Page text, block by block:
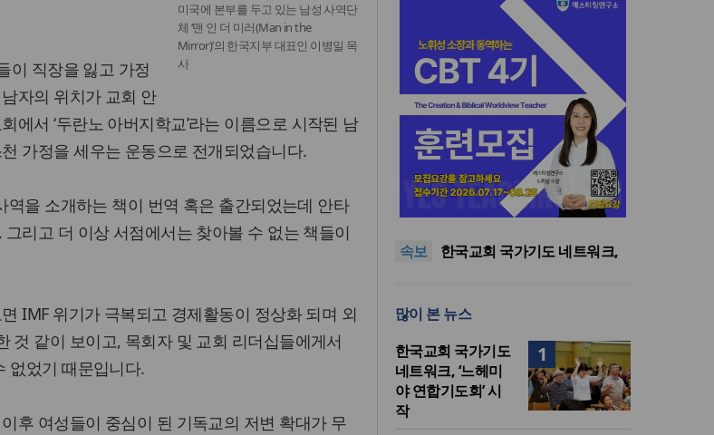
미국에 본부를 두고 있는 남성 사역단
체 ‘맨 인 더 미러(Man in the
Mirror)’의 한국지부 대표인 이병일 목
사
이 직장을 잃고 가정
자의 위치가 교회 안
에서 ‘두란노 아버지학교’라는 이름으로 시작된 남
가정을 세우는 운동으로 전개되었습니다.
을 소개하는 책이 번역 혹은 출간되었는데 안타
리고 더 이상 서점에서는 찾아볼 수 없는 책들이
IMF 위기가 극복되고 경제활동이 정상화 되며 외
것 같이 보이고, 목회자 및 교회 리더십들에게서
없었기 때문입니다.
후 여성들이 중심이 된 기독교의 저변 확대가 무
속보
한기연 “전쟁을 부르는 정책을
중단하라”
정신건강 치료 인프라 부족…
중증 입원·재활 확충 과제
선교의 현장
한국교회 국가기도 네트워크,
중단하라”
정신건강 치료 인프라 부족…
정신질환 평생유병률 27.8%,
중증 입원·재활 확충 과제
많이 본 뉴스
1
한국교회 국가기도
네트워크, ‘느헤미
야 연합기도회’ 시
작